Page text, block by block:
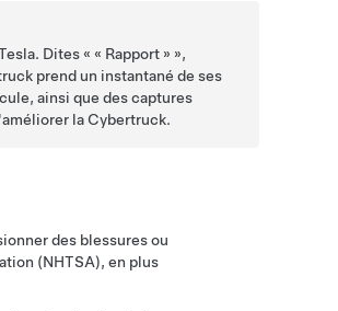
Dites «« Rapport » »,
prend un instantané de ses
ainsi que des captures
la Cybertruck.
des blessures ou
(NHTSA), en plus